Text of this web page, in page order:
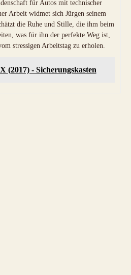
für Autos mit technischer
Arbeit widmet sich Jürgen seinem
die Ruhe und Stille, die ihm beim
was für ihn der perfekte Weg ist,
stressigen Arbeitstag zu erholen.
(2017) - Sicherungskasten